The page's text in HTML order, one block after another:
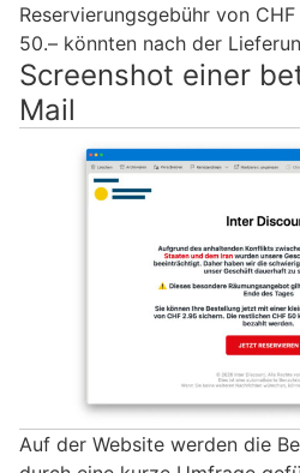
Reservierungsgebühr von
50.– könnten nach der
Screenshot einer
Mail
Auf der Website werden die